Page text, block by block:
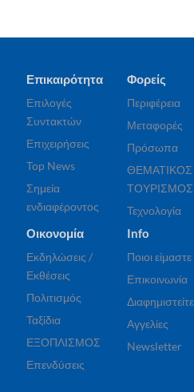
Επικαιρότητα
Επιλογές
Συντακτών
Επιχειρήσεις
Top News
Σημεία
ενδιαφέροντος
Φορείς
Περιφέρεια
Μεταφορές
Πρόσωπα
ΘΕΜΑΤΙΚΟΣ
ΤΟΥΡΙΣΜΟΣ
Τεχνολογία
Οικονομία
Εκδηλώσεις /
Εκθέσεις
Πολιτισμός
Ταξίδια
ΕΞΟΠΛΙΣΜΟΣ
Επενδύσεις
Info
Ποιοι είμαστε
Επικοινωνία
Διαφημιστείτε
Αγγελίες
Newsletter